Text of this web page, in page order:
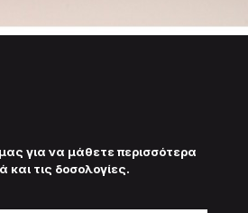
για να μάθετε περισσότερα
και τις δοσολογίες.